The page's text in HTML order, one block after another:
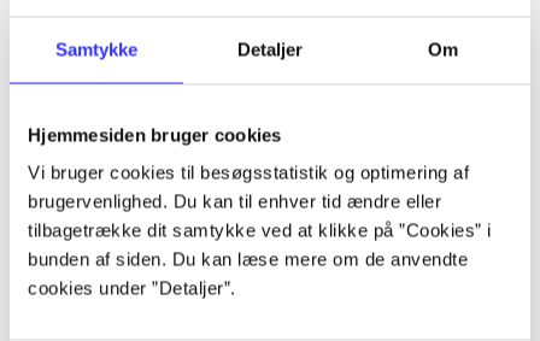
Samtykke Detaljer Om
Hjemmesiden bruger cookies
Vi bruger cookies til besøgsstatistik og optimering af
brugervenlighed. Du kan til enhver tid ændre eller
tilbagetrække dit samtykke ved at klikke på ”Cookies” i
bunden af siden. Du kan læse mere om de anvendte
cookies under ”Detaljer”.
...